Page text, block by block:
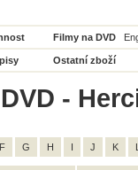
Filmy na DVD
Ostatní zboží
-
F G H I J K L